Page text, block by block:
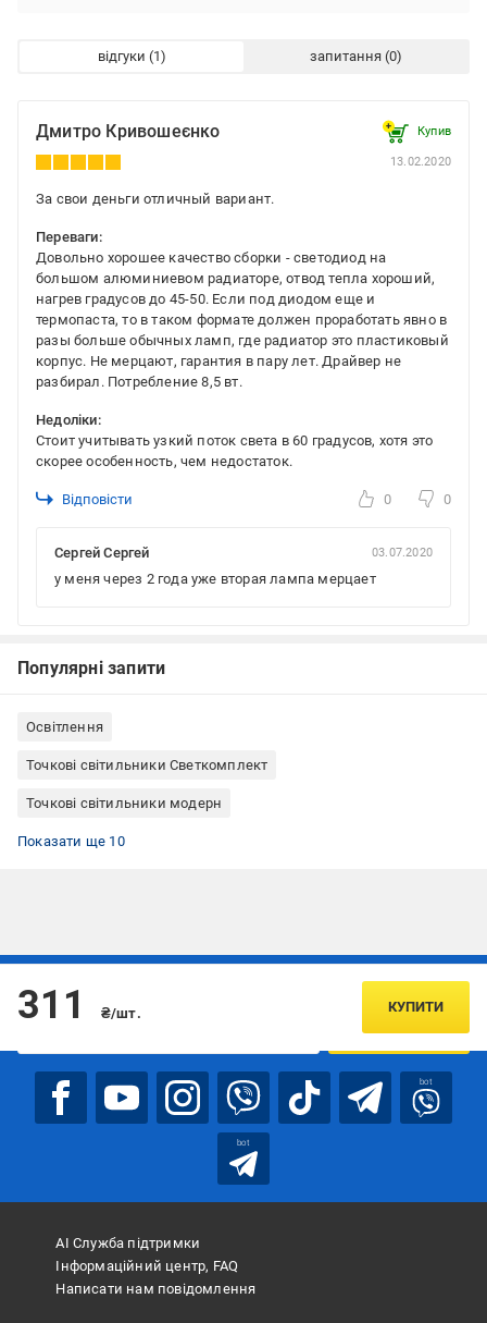
відгуки запитання
Дмитро Кривошеєнко Купив
13.02.2020
За свои деньги отличный вариант.
Переваги:
Довольно хорошее качество сборки - светодиод на
большом алюминиевом радиаторе, отвод тепла хороший,
нагрев градусов до 45-50. Если под диодом еще и
термопаста, то в таком формате должен проработать явно в
разы больше обычных ламп, где радиатор это пластиковый
корпус. Не мерцают, гарантия в пару лет. Драйвер не
разбирал. Потребление 8,5 вт.
Недоліки:
Стоит учитывать узкий поток света в 60 градусов, хотя это
скорее особенность, чем недостаток.
Відповісти 0 0
Сергей Сергей 03.07.2020
у меня через 2 года уже вторая лампа мерцает
Популярні запити
Освітлення
Точкові світильники Светкомплект
Точкові світильники модерн
Показати ще 10
311 ₴/шт. КУПИТИ
Підписуйтесь, щоб дізнаватись першим про акції та пропозиції
ПІДПИСАТИСЯ
bot
bot
АІ Служба підтримки
Інформаційний центр, FAQ
Написати нам повідомлення